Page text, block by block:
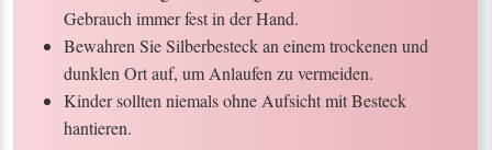
Gebrauch immer fest in der Hand.
Bewahren Sie Silberbesteck an einem trockenen und
dunklen Ort auf, um Anlaufen zu vermeiden.
Kinder sollten niemals ohne Aufsicht mit Besteck
hantieren.